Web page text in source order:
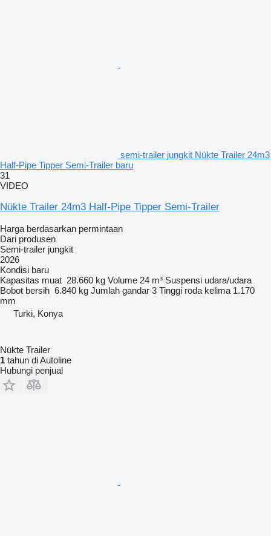
semi-trailer jungkit Nükte Trailer 24m3
Half-Pipe Tipper Semi-Trailer baru
31
VIDEO
Nükte Trailer 24m3 Half-Pipe Tipper Semi-Trailer
Harga berdasarkan permintaan
Dari produsen
Semi-trailer jungkit
2026
Kondisi baru
Kapasitas muat 28.660 kg Volume 24 m³ Suspensi udara/udara
Bobot bersih 6.840 kg Jumlah gandar 3 Tinggi roda kelima 1.170
mm
Turki, Konya
Nükte Trailer
1 tahun di Autoline
Hubungi penjual